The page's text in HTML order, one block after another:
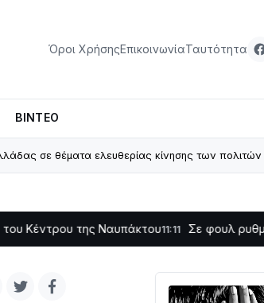
Όροι ΧρήσηςΕπικοινωνίαΤαυτότητα
ΒΊΝΤΕΟ
σε θέματα ελευθερίας κίνησης των πολιτών
της Ναυπάκτου11:11 Σε φουλ ρυθμούς το